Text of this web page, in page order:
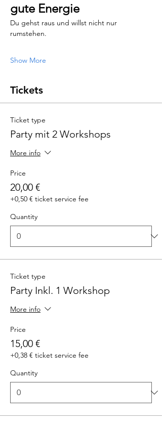
gute Energie
Du gehst raus und willst nicht nur
rumstehen.
Show More
Tickets
Ticket type
Party mit 2 Workshops
More info
Price
20,00 €
+0,50 € ticket service fee
Quantity
Ticket type
Party Inkl. 1 Workshop
More info
Price
15,00 €
+0,38 € ticket service fee
Quantity